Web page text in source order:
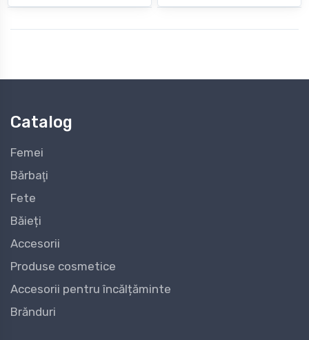
Catalog
Femei
Bărbaţi
Fete
Băieți
Accesorii
Produse cosmetice
Accesorii pentru încălțăminte
Brănduri